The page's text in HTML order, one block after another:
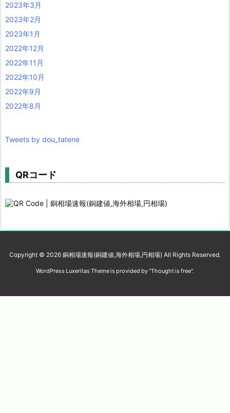
2023年3月
2023年2月
2023年1月
2022年12月
2022年11月
2022年10月
2022年9月
2022年8月
Tweets by dou_tatene
QRコード
Copyright © 2026 銅相場速報(銅建値,海外相場,円相場) All Rights Reserved.
WordPress Luxeritas Theme is provided by "Thought is free".